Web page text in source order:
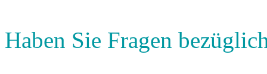
Haben Sie Fragen